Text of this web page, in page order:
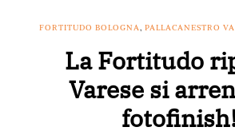
FORTITUDO BOLOGNA, PALLACANESTRO
La Fortitudo
Varese si